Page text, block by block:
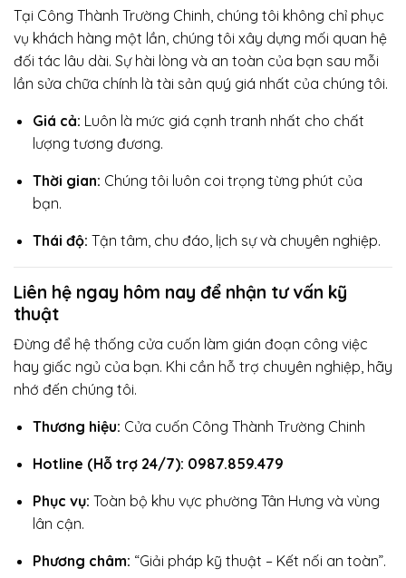
Tại Công Thành Trường Chinh, chúng tôi không chỉ phục
vụ khách hàng một lần, chúng tôi xây dựng mối quan hệ
đối tác lâu dài. Sự hài lòng và an toàn của bạn sau mỗi
lần sửa chữa chính là tài sản quý giá nhất của chúng tôi.
Giá cả: Luôn là mức giá cạnh tranh nhất cho chất
lượng tương đương.
Thời gian: Chúng tôi luôn coi trọng từng phút của
bạn.
Thái độ: Tận tâm, chu đáo, lịch sự và chuyên nghiệp.
Liên hệ ngay hôm nay để nhận tư vấn kỹ
thuật
Đừng để hệ thống cửa cuốn làm gián đoạn công việc
hay giấc ngủ của bạn. Khi cần hỗ trợ chuyên nghiệp, hãy
nhớ đến chúng tôi.
Thương hiệu: Cửa cuốn Công Thành Trường Chinh
Hotline (Hỗ trợ 24/7): 0987.859.479
Phục vụ: Toàn bộ khu vực phường Tân Hưng và vùng
lân cận.
Phương châm: “Giải pháp kỹ thuật – Kết nối an toàn”.